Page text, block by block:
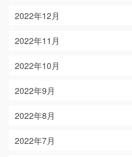
2022年12月
2022年11月
2022年10月
2022年9月
2022年8月
2022年7月